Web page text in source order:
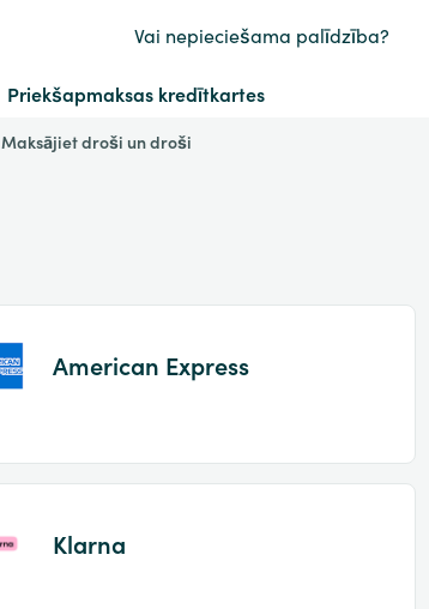
Vai nepieciešama palīdzība?
Priekšapmaksas kredītkartes
Maksājiet droši un droši
2
American Express
Klarna